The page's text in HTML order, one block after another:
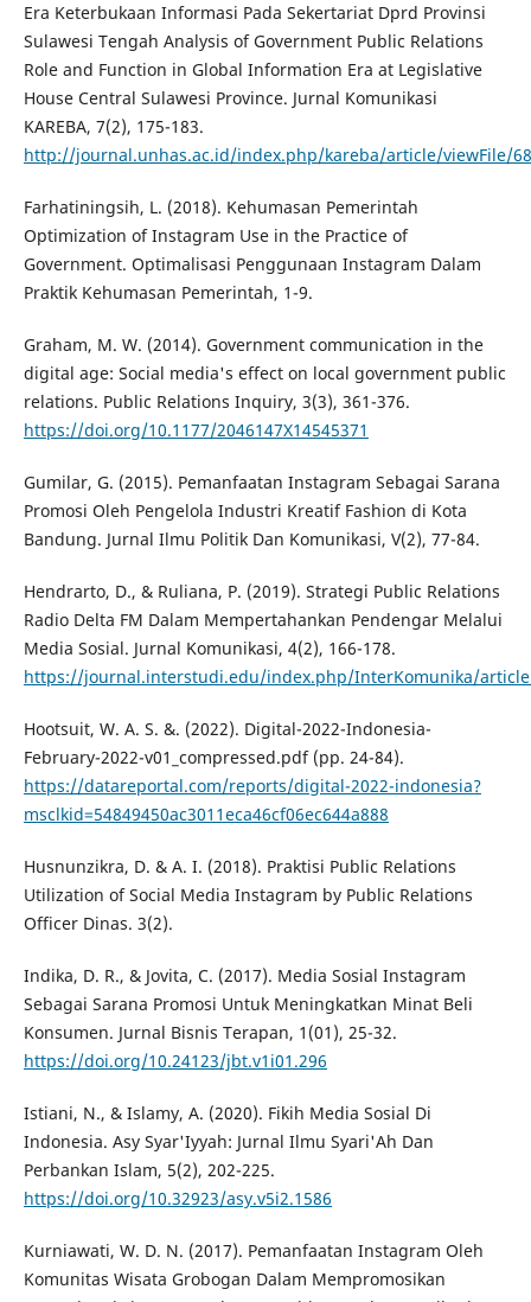
Era Keterbukaan Informasi Pada Sekertariat Dprd Provinsi
Sulawesi Tengah Analysis of Government Public Relations
Role and Function in Global Information Era at Legislative
House Central Sulawesi Province. Jurnal Komunikasi
KAREBA, 7(2), 175-183.
http://journal.unhas.ac.id/index.php/kareba/article/viewFile/
Farhatiningsih, L. (2018). Kehumasan Pemerintah
Optimization of Instagram Use in the Practice of
Government. Optimalisasi Penggunaan Instagram Dalam
Praktik Kehumasan Pemerintah, 1-9.
Graham, M. W. (2014). Government communication in the
digital age: Social media's effect on local government public
relations. Public Relations Inquiry, 3(3), 361-376.
https://doi.org/10.1177/2046147X14545371
Gumilar, G. (2015). Pemanfaatan Instagram Sebagai Sarana
Promosi Oleh Pengelola Industri Kreatif Fashion di Kota
Bandung. Jurnal Ilmu Politik Dan Komunikasi, V(2), 77-84.
Hendrarto, D., & Ruliana, P. (2019). Strategi Public Relations
Radio Delta FM Dalam Mempertahankan Pendengar Melalui
Media Sosial. Jurnal Komunikasi, 4(2), 166-178.
https://journal.interstudi.edu/index.php/InterKomunika/
Hootsuit, W. A. S. &. (2022). Digital-2022-Indonesia-
February-2022-v01_compressed.pdf (pp. 24-84).
https://datareportal.com/reports/digital-2022-indonesia?
msclkid=54849450ac3011eca46cf06ec644a888
Husnunzikra, D. & A. I. (2018). Praktisi Public Relations
Utilization of Social Media Instagram by Public Relations
Officer Dinas. 3(2).
Indika, D. R., & Jovita, C. (2017). Media Sosial Instagram
Sebagai Sarana Promosi Untuk Meningkatkan Minat Beli
Konsumen. Jurnal Bisnis Terapan, 1(01), 25-32.
https://doi.org/10.24123/jbt.v1i01.296
Istiani, N., & Islamy, A. (2020). Fikih Media Sosial Di
Indonesia. Asy Syar'Iyyah: Jurnal Ilmu Syari'Ah Dan
Perbankan Islam, 5(2), 202-225.
https://doi.org/10.32923/asy.v5i2.1586
Kurniawati, W. D. N. (2017). Pemanfaatan Instagram Oleh
Komunitas Wisata Grobogan Dalam Mempromosikan